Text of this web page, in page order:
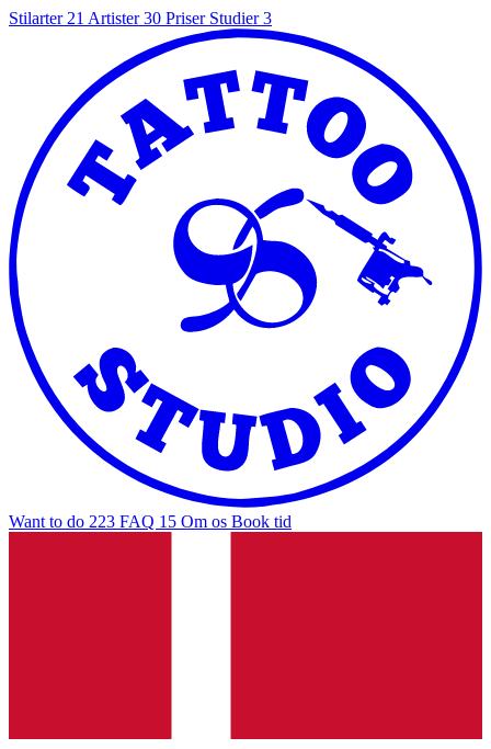
Stilarter 21 Artister30 Priser Studier3
Want to do 223 FAQ 15 Om os Book tid